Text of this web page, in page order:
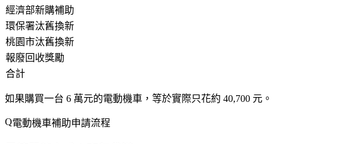
經濟部新購補助
環保署汰舊換新
桃園市汰舊換新
報廢回收獎勵
合計
如果購買一台 6 萬元的電動機車，等於實際只花約 40,700 元 。
電動機車補助申請流程